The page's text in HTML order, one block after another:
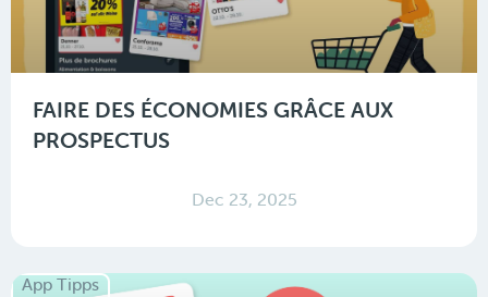
FAIRE DES ÉCONOMIES GRÂCE AUX
PROSPECTUS
Dec 23, 2025
App Tipps